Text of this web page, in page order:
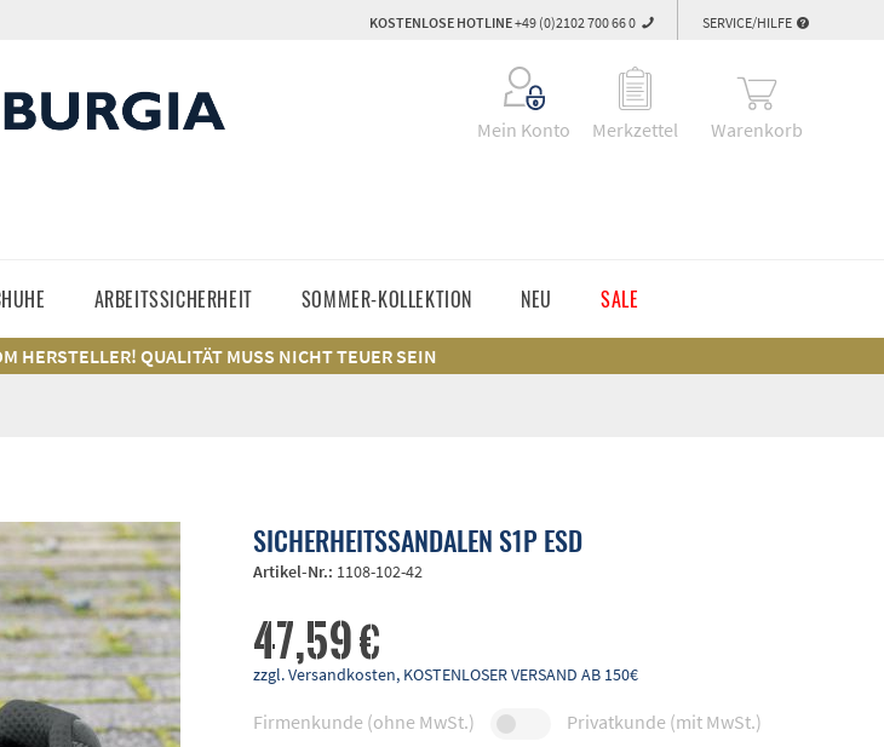
SERVICE/HILFE
KOSTENLOSE HOTLINE+49 (0)2102 700 66 0
Mein Konto Merkzettel Warenkorb
ARBEITSSICHERHEIT SOMMER-KOLLEKTION NEU SALE
HERSTELLER! QUALITÄT MUSS NICHT TEUER SEIN
SICHERHEITSSANDALEN S1P ESD
Artikel-Nr.: 1108-102-42
47,59 €
zzgl. Versandkosten, KOSTENLOSER VERSAND AB 150€
Firmenkunde (ohne MwSt.)
Privatkunde (mit MwSt.)